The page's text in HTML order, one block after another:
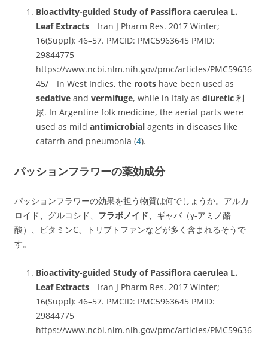
Bioactivity-guided Study of Passiflora caerulea L.
Leaf Extracts Iran J Pharm Res. 2017 Winter;
16(Suppl): 46–57. PMCID: PMC5963645 PMID:
29844775
https://www.ncbi.nlm.nih.gov/pmc/articles/PMC59636
45/ In West Indies, the roots have been used as
sedative and vermifuge, while in Italy as diuretic 利
尿. In Argentine folk medicine, the aerial parts were
used as mild antimicrobial agents in diseases like
catarrh and pneumonia (4).
パッションフラワーの薬効成分
パッションフラワーの効果を担う物質は何でしょうか。アルカ
ロイド、グルコシド、 フラボノイド、ギャバ（γ-アミノ酪
酸）、ビタミンC、トリプトファンなどが多く含まれるそうで
す。
Bioactivity-guided Study of Passiflora caerulea L.
Leaf Extracts Iran J Pharm Res. 2017 Winter;
16(Suppl): 46–57. PMCID: PMC5963645 PMID:
29844775
https://www.ncbi.nlm.nih.gov/pmc/articles/PMC59636